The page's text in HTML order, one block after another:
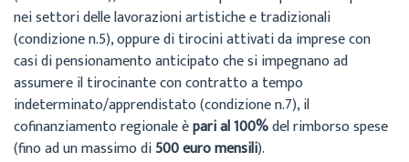
nei settori delle lavorazioni artistiche e tradizionali
(condizione n.5), oppure di tirocini attivati da imprese con
casi di pensionamento anticipato che si impegnano ad
assumere il tirocinante con contratto a tempo
indeterminato/apprendistato (condizione n.7), il
cofinanziamento regionale èpari al 100%del rimborso spese
(fino ad un massimo di500 euro mensili).